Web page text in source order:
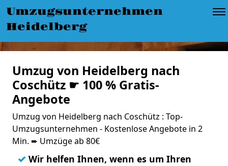
Umzugsunternehmen
Heidelberg
Umzug von Heidelberg nach
Coschütz ☛ 100 % Gratis-
Angebote
Umzug von Heidelberg nach Coschütz : Top-
Umzugsunternehmen - Kostenlose Angebote in 2
Min. ➨ Umzüge ab 80€
✓ Wir helfen Ihnen, wenn es um Ihren